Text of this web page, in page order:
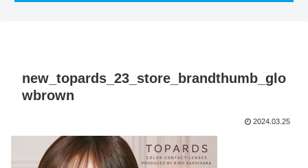
new_topards_23_store_brandthumb_glo
wbrown
2024.03.25